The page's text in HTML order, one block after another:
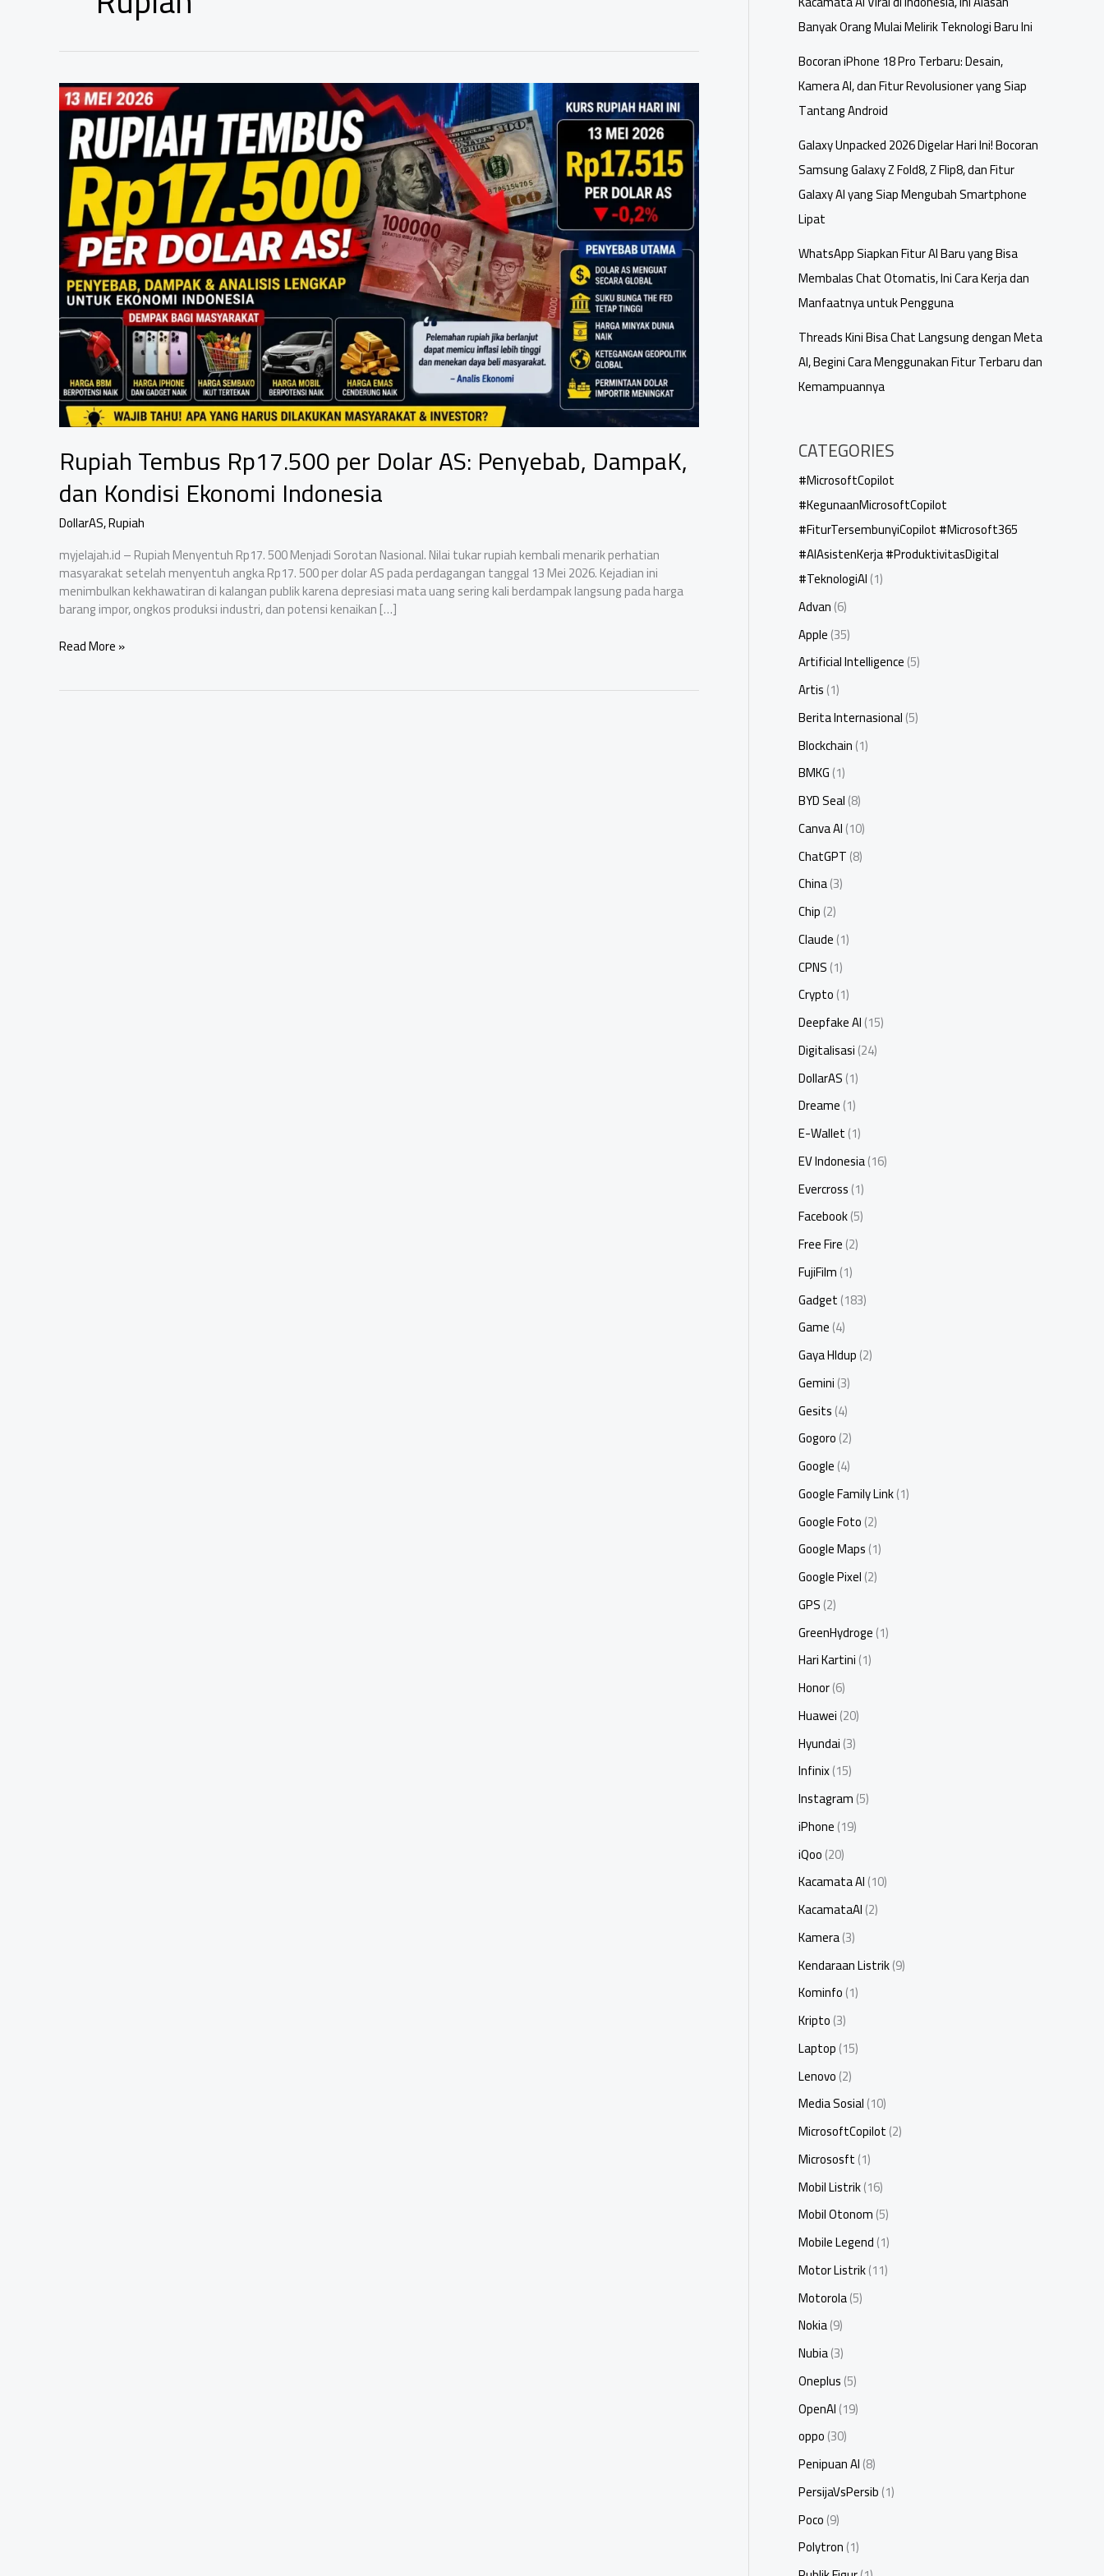
Rupiah Tembus Rp17.500 per Dolar AS: Penyebab, DampaK,
dan Kondisi Ekonomi Indonesia
DollarAS,Rupiah
myjelajah.id – Rupiah Menyentuh Rp17. 500 Menjadi Sorotan Nasional. Nilai tukar rupiah kembali menarik perhatian
masyarakat setelah menyentuh angka Rp17. 500 per dolar AS pada perdagangan tanggal 13 Mei 2026. Kejadian ini
menimbulkan kekhawatiran di kalangan publik karena depresiasi mata uang sering kali berdampak langsung pada harga
barang impor, ongkos produksi industri, dan potensi kenaikan […]
Rupiah
Read More »
Banyak Orang Mulai Melirik Teknologi Baru Ini
Bocoran iPhone 18 Pro Terbaru: Desain,
Kamera AI, dan Fitur Revolusioner yang Siap
Tantang Android
Galaxy Unpacked 2026 Digelar Hari Ini! Bocoran
Samsung Galaxy Z Fold8, Z Flip8, dan Fitur
Galaxy AI yang Siap Mengubah Smartphone
Lipat
WhatsApp Siapkan Fitur AI Baru yang Bisa
Membalas Chat Otomatis, Ini Cara Kerja dan
Manfaatnya untuk Pengguna
Threads Kini Bisa Chat Langsung dengan Meta
AI, Begini Cara Menggunakan Fitur Terbaru dan
Kemampuannya
CATEGORIES
#MicrosoftCopilot
#KegunaanMicrosoftCopilot
#FiturTersembunyiCopilot #Microsoft365
#AIAsistenKerja #ProduktivitasDigital
#TeknologiAI(1)
Advan(6)
Apple(35)
Artificial Intelligence(5)
Artis(1)
Berita Internasional(5)
Blockchain(1)
BMKG(1)
BYD Seal(8)
Canva AI(10)
ChatGPT(8)
China(3)
Chip(2)
Claude(1)
CPNS(1)
Crypto(1)
Deepfake AI(15)
Digitalisasi(24)
DollarAS(1)
Dreame(1)
E-Wallet(1)
EV Indonesia(16)
Evercross(1)
Facebook(5)
Free Fire(2)
FujiFilm(1)
Gadget(183)
Game(4)
Gaya HIdup(2)
Gemini(3)
Gesits(4)
Gogoro(2)
Google(4)
Google Family Link(1)
Google Foto(2)
Google Maps(1)
Google Pixel(2)
GPS(2)
GreenHydroge(1)
Hari Kartini(1)
Honor(6)
Huawei(20)
Hyundai(3)
Infinix(15)
Instagram(5)
iPhone(19)
iQoo(20)
Kacamata AI(10)
KacamataAI(2)
Kamera(3)
Kendaraan Listrik(9)
Kominfo(1)
Kripto(3)
Laptop(15)
Lenovo(2)
Media Sosial(10)
MicrosoftCopilot(2)
Micrososft(1)
Mobil Listrik(16)
Mobil Otonom(5)
Mobile Legend(1)
Motor Listrik(11)
Motorola(5)
Nokia(9)
Nubia(3)
Oneplus(5)
OpenAI(19)
oppo(30)
Penipuan AI(8)
PersijaVsPersib(1)
Poco(9)
Polytron(1)